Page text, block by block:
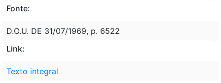
Fonte:
D.O.U. DE 31/07/1969, p. 6522
Link:
Texto integral